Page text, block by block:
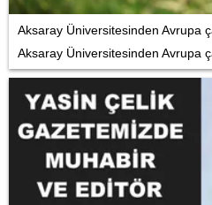
Aksaray Üniversitesinden Avrupa
Aksaray Üniversitesinden Avrupa